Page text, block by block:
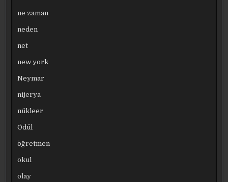
ne zaman
neden
net
new york
Neymar
nijerya
nükleer
Ödül
öğretmen
okul
olay